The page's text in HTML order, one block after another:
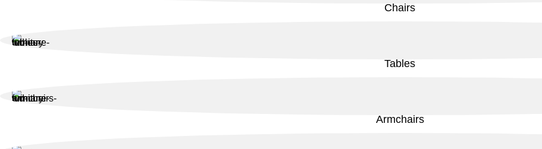
Chairs
Tables
Armchairs